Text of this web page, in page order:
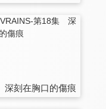
刻在胸口的傷痕